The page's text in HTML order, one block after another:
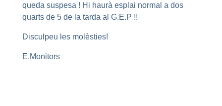
queda suspesa ! Hi haurà esplai normal a dos
quarts de 5 de la tarda al G.E.P !!
Disculpeu les molèsties!
E.Monitors